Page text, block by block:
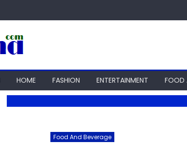
HOME FASHION ENTERTAINMENT FOOD
Food And Beverage